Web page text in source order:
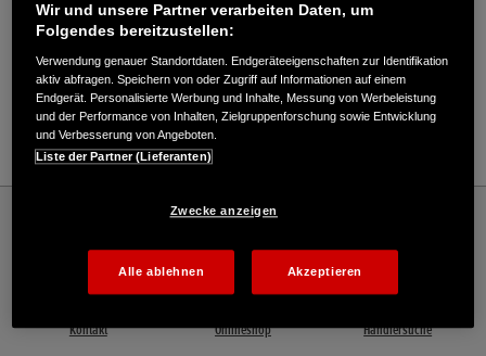
Verkauf / Kundendienst
030/7689490
E-Mail
Rasen und Garten
Website | The Power of Dreams
Kontakt Onlineshop Händlersuche
Wir und unsere Partner verarbeiten Daten, um
Folgendes bereitzustellen:
Verwendung genauer Standortdaten. Endgeräteeigenschaften zur Identifikation
aktiv abfragen. Speichern von oder Zugriff auf Informationen auf einem
Endgerät. Personalisierte Werbung und Inhalte, Messung von Werbeleistung
und der Performance von Inhalten, Zielgruppenforschung sowie Entwicklung
und Verbesserung von Angeboten.
Liste der Partner (Lieferanten)
Zwecke anzeigen
Alle ablehnen Akzeptieren